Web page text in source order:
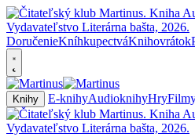
DoručenieKníhkupectváKnihovrátok
Knihy E-knihyAudioknihyHry